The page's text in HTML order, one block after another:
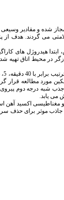
شده و مقادیر
می گردند. هدف
هیدروژل های
در محیط اتاق تهیه
مورد مطالعه قرار
جذب شبه درجه دوم
مغناطیسی اکسید
موثر برای حذف